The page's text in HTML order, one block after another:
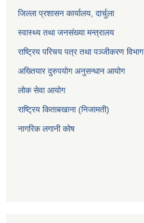
जिल्ला प्रशासन कार्यालय, दार्चुला
स्वास्थ्य तथा जनसंख्या मन्त्रालय
राष्ट्रिय परिचय पत्र तथा पञ्जीकरण विभाग
अख्तियार दुरुपयोग अनुसन्धान आयोग
लोक सेवा आयोग
राष्ट्रिय किताबखाना (निजामती)
नागरिक लगानी कोष